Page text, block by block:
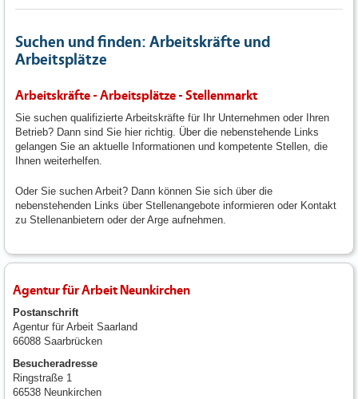
Suchen und finden: Arbeitskräfte und
Arbeitsplätze
Arbeitskräfte - Arbeitsplätze - Stellenmarkt
Sie suchen qualifizierte Arbeitskräfte für Ihr Unternehmen oder Ihren
Betrieb? Dann sind Sie hier richtig. Über die nebenstehende Links
gelangen Sie an aktuelle Informationen und kompetente Stellen, die
Ihnen weiterhelfen.
Oder Sie suchen Arbeit? Dann können Sie sich über die
nebenstehenden Links über Stellenangebote informieren oder Kontakt
zu Stellenanbietern oder der Arge aufnehmen.
Agentur für Arbeit Neunkirchen
Postanschrift
Agentur für Arbeit Saarland
66088 Saarbrücken
Besucheradresse
Ringstraße 1
66538 Neunkirchen